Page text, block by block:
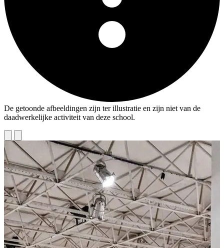
De getoonde afbeeldingen zijn ter illustratie en zijn niet van de
daadwerkelijke activiteit van deze school.